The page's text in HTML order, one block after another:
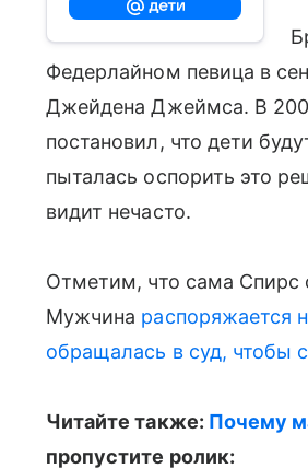
Федерлайном певица в
Джейдена Джеймса. В
постановил, что дети
пыталась оспорить это
видит нечасто.
Отметим, что сама Спирс
Мужчина распоряжается
обращалась в суд, чтобы
Читайте также: Почему
пропустите ролик: